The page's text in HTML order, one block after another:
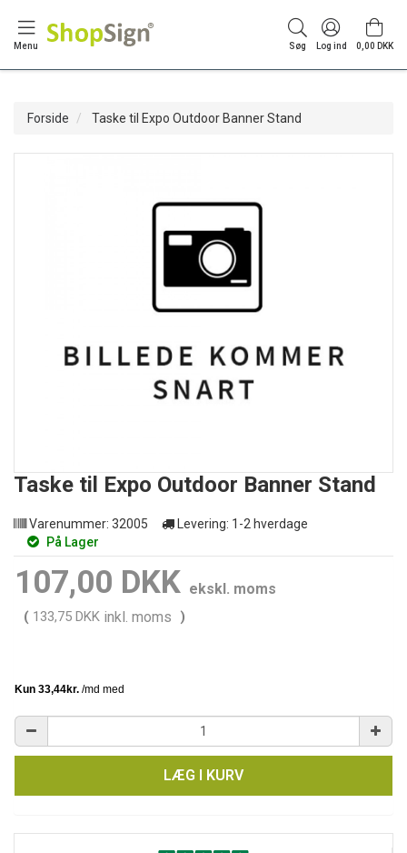
Menu Søg Log ind 0,00 DKK
Forside Taske til Expo Outdoor Banner Stand
Taske til Expo Outdoor Banner Stand
Varenummer: 32005 Levering: 1-2 hverdage
På Lager
107,00 DKK ekskl. moms
( 133,75 DKK inkl. moms )
LÆG I KURV